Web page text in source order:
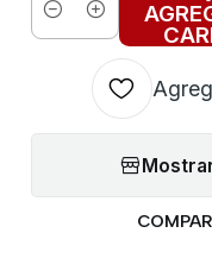
Cantidad